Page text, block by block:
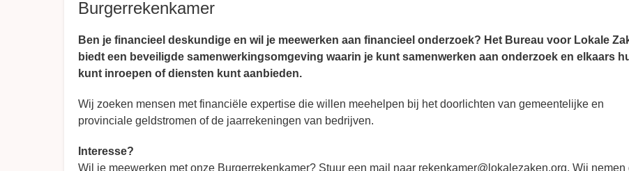
Burgerrekenkamer
Ben je financieel deskundige en wil je meewerken aan financieel onderzoek? Het Bureau voor Lokale
biedt een beveiligde samenwerkingsomgeving waarin je kunt samenwerken aan onderzoek en elkaars
kunt inroepen of diensten kunt aanbieden.
Wij zoeken mensen met financiële expertise die willen meehelpen bij het doorlichten van gemeentelijke en
provinciale geldstromen of de jaarrekeningen van bedrijven.
Interesse?
Wil je meewerken met onze Burgerrekenkamer? Stuur een mail naar rekenkamer@lokalezaken.org. Wij nemen